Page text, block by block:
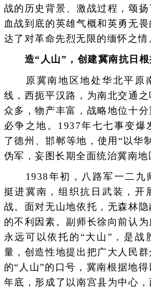
战的历史背景、激战过程，颂
血战到底的英雄气概和英勇无
达了对革命先烈无限的缅怀之情
造“人山”，创建冀南抗日根
原冀南地区地处华北平原
线，西扼平汉路，为南北交通
众多，物产丰富，战略地位十
必争之地。1937年七七事变爆
了德州、邯郸等地，使用“以华
伪军，妄图长期全面统治冀南地
1938年初，八路军一二九
挺进冀南，组织抗日武装，开
战。面对无山地依托，无森林
的不利因素。副师长徐向前认
永远可以依托的“大山”，是战
量，创造性地提出把广大人民
的“人山”的口号，冀南根据地得
年底，形成了以南宫县为中心